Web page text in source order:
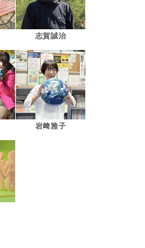
志賀誠治
岩﨑雅子